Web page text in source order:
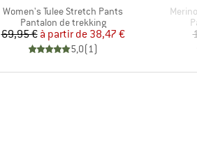
Article
Women's Tulee Stretch Pants
Product group
Pantalon de trekking
Prix
69,95 € Prix réduit
à partir de 38,47 €
5,0(1)
Article